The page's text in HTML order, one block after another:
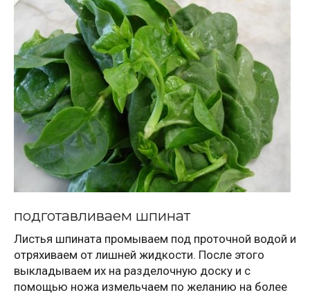
подготавливаем шпинат
Листья шпината промываем под проточной водой и
отряхиваем от лишней жидкости. После этого
выкладываем их на разделочную доску и с
помощью ножа измельчаем по желанию на более